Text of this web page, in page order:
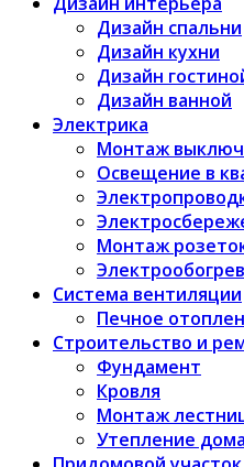
Дизайн спальни
Дизайн кухни
Дизайн
Дизайн ванной
Электрика
Монтаж
Освещение в
Монтаж
Система вентиляции
Печное
Строительство и
Фундамент
Кровля
Монтаж
Утепление дома